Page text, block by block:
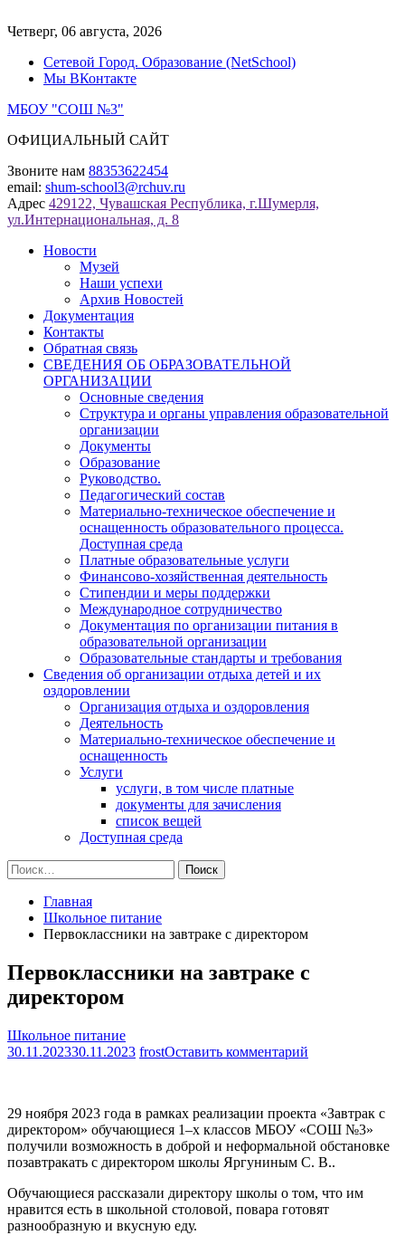
к
Четверг, 06 августа, 2026
Сетевой Город. Образование (NetSchool)
Мы ВКонтакте
МБОУ "СОШ №3"
ОФИЦИАЛЬНЫЙ САЙТ
Звоните нам 88353622454
email: shum-school3@rchuv.ru
Адрес 429122, Чувашская Республика, г.Шумерля,
ул.Интернациональная, д. 8
Новости
Музей
Наши успехи
Архив Новостей
Документация
Контакты
Обратная связь
СВЕДЕНИЯ ОБ ОБРАЗОВАТЕЛЬНОЙ
ОРГАНИЗАЦИИ
Основные сведения
Структура и органы управления образовательной
организации
Документы
Образование
Руководство.
Педагогический состав
Материально-техническое обеспечение и
оснащенность образовательного процесса.
Доступная среда
Платные образовательные услуги
Финансово-хозяйственная деятельность
Стипендии и меры поддержки
Международное сотрудничество
Документация по организации питания в
образовательной организации
Образовательные стандарты и требования
Сведения об организации отдыха детей и их
оздоровлении
Организация отдыха и оздоровления
Деятельность
Материально-техническое обеспечение и
оснащенность
Услуги
услуги, в том числе платные
документы для зачисления
список вещей
Доступная среда
Найти:
Главная
Школьное питание
Первоклассники на завтраке с директором
Первоклассники на завтраке с
директором
Школьное питание
30.11.202330.11.2023 frostОставить комментарий
с
директором
29 ноября 2023 года в рамках реализации проекта «Завтрак с
директором» обучающиеся 1–х классов МБОУ «СОШ №3»
получили возможность в доброй и неформальной обстановке
позавтракать с директором школы Яргуниным С. В..
Обучающиеся рассказали директору школы о том, что им
нравится есть в школьной столовой, повара готовят
разнообразную и вкусную еду.